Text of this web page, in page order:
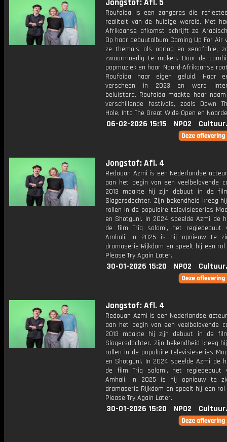
Jongstof: Afl. 5
Roufaida is een zangeres die
realiteit van de huidige wereld. Met
Afrikaanse afkomst schrijft ze
Op haar debuutalbum Coming Up For Air
ze thema's als oorlog en xenofobie,
zwaarmoedig te maken. Door de
popmuziek en haar Noord-Afrikaanse
Roufaida haar eigen geluid. Haar
verscheen in 2023 en werd
beluisterd. Roufaida maakte haar
verschillende festivals, zoals Down
Hole, Into The Great Wide Open en
06-02-2026 15:15 NPO2
Jongstof: Afl. 4
Redouan Azmi is een Nederlandse
aan het begin van een veelbelovende
2013 maakte hij zijn debuut in de
Slagersdochter. Zijn bekendheid kreeg
rollen in de populaire televisieseries
en Shotgun!. In 2024 speelde Azmi de
de film Triq salami, het regiedebuut
Amhali. In 2025 is hij opnieuw te
dramaserie Rijkdom en speelt hij een
Please Try Again Later.
30-01-2026 15:20 NPO2
Jongstof: Afl. 4
Redouan Azmi is een Nederlandse
aan het begin van een veelbelovende
2013 maakte hij zijn debuut in de
Slagersdochter. Zijn bekendheid kreeg
rollen in de populaire televisieseries
en Shotgun!. In 2024 speelde Azmi de
de film Triq salami, het regiedebuut
Amhali. In 2025 is hij opnieuw te
dramaserie Rijkdom en speelt hij een
Please Try Again Later.
30-01-2026 15:20 NPO2